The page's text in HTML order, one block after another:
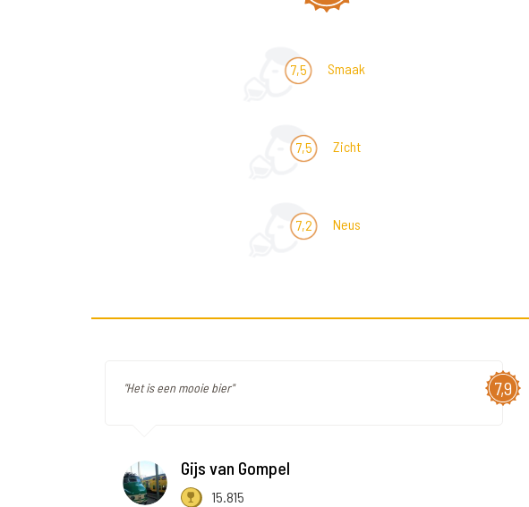
7,5 Smaak
7,5 Zicht
7,2 Neus
7,9
"Het is een mooie bier"
Gijs van Gompel
15.815